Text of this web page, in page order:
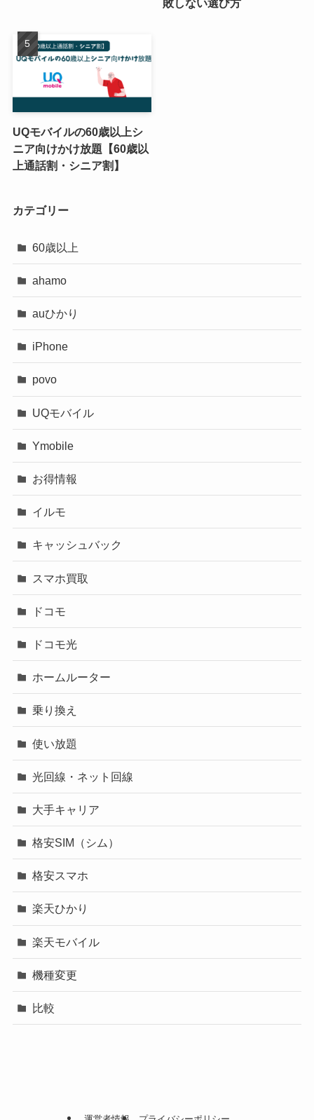
敗しない選び方
UQモバイルの60歳以上シ
ニア向けかけ放題【60歳以
上通話割・シニア割】
カテゴリー
60歳以上
ahamo
auひかり
iPhone
povo
UQモバイル
Ymobile
お得情報
イルモ
キャッシュバック
スマホ買取
ドコモ
ドコモ光
ホームルーター
乗り換え
使い放題
光回線・ネット回線
大手キャリア
格安SIM（シム）
格安スマホ
楽天ひかり
楽天モバイル
機種変更
比較